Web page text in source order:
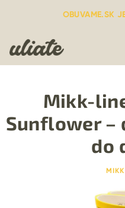
OBUVAME.SK
Mikk-
Sunflower –
do